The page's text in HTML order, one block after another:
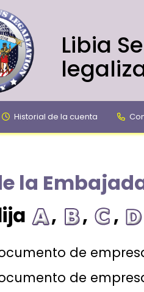
Libia
Historial de la cuenta
la
, , ,
de
de